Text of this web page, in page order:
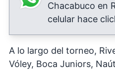
Chacabuco en
celular hace
A lo largo del torneo,
Vóley, Boca Juniors,